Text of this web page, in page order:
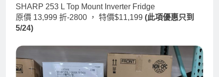
SHARP 253 L Top Mount Inverter Fridge
原價 13,999 折-2800 ， 特價$11,199 (此項優惠只到
5/24)